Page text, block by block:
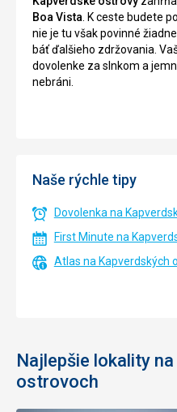
Boa Vista . K ceste budete
nie je tu však povinné
báť ďalšieho zdržovania.
dovolenke za slnkom a
nebráni.
Naše rýchle tipy
Dovolenka na
First Minute na
Atlas na Kapverdských
Najlepšie lokality
ostrovoch